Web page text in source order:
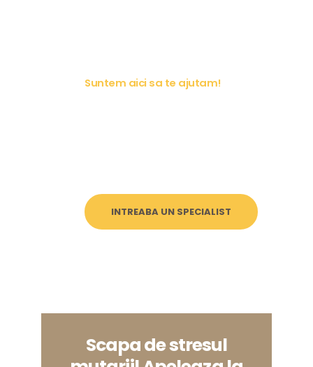
Suntem aici sa te ajutam!
INTREABA UN SPECIALIST
Scapa de stresul